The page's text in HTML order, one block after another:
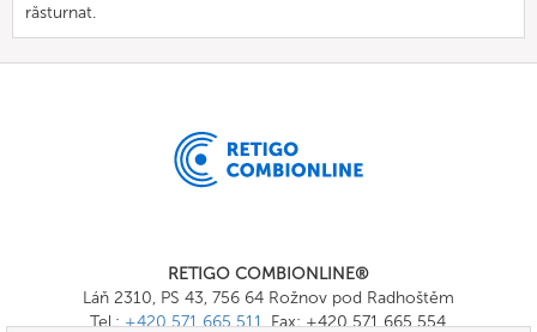
răsturnat.
RETIGO COMBIONLINE®
Láň 2310, PS 43, 756 64 Rožnov pod Radhoštěm
Tel.:+420 571 665 511, Fax: +420 571 665 554